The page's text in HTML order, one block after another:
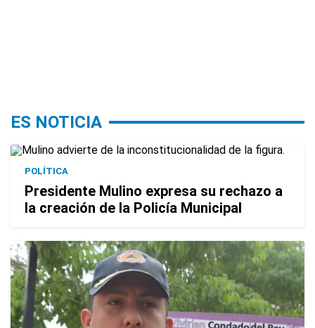
ES NOTICIA
POLÍTICA
Presidente Mulino expresa su rechazo a
la creación de la Policía Municipal